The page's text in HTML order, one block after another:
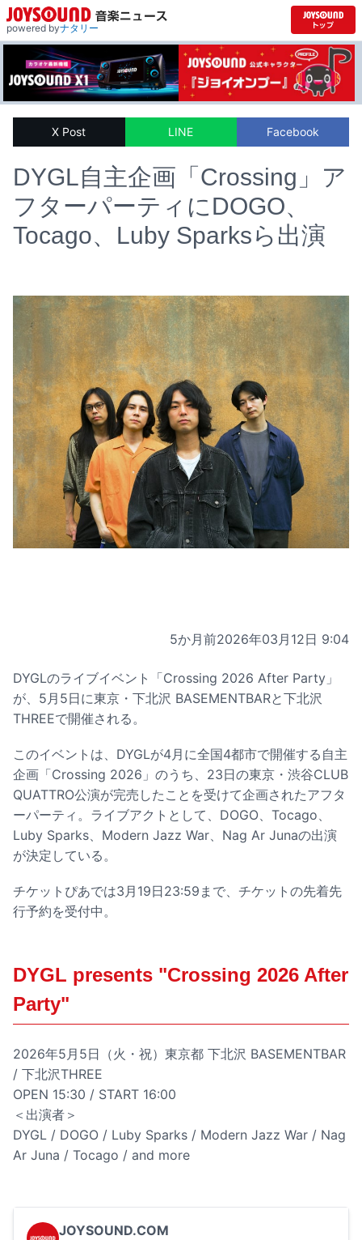
powered byナタリー
X Post LINE Facebook
DYGL自主企画「Crossing」ア
フターパーティにDOGO、
Tocago、Luby Sparksら出演
5か月前2026年03月12日 9:04
DYGLのライブイベント「Crossing 2026 After Party」
が、5月5日に東京・下北沢 BASEMENTBARと下北沢
THREEで開催される。
このイベントは、DYGLが4月に全国4都市で開催する自主
企画「Crossing 2026」のうち、23日の東京・渋谷CLUB
QUATTRO公演が完売したことを受けて企画されたアフタ
ーパーティ。ライブアクトとして、DOGO、Tocago、
Luby Sparks、Modern Jazz War、Nag Ar Junaの出演
が決定している。
チケットぴあでは3月19日23:59まで、チケットの先着先
行予約を受付中。
DYGL presents "Crossing 2026 After
Party"
2026年5月5日（火・祝）東京都 下北沢 BASEMENTBAR
/ 下北沢THREE
OPEN 15:30 / START 16:00
＜出演者＞
DYGL / DOGO / Luby Sparks / Modern Jazz War / Nag
Ar Juna / Tocago / and more
JOYSOUND.COM